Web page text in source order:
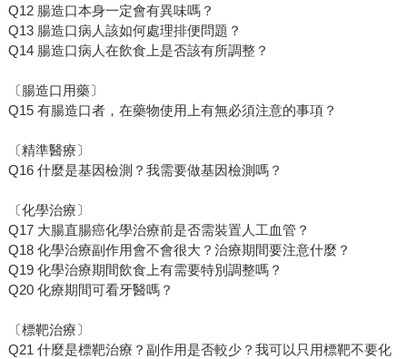
Q12 腸造口本身一定會有異味嗎？
Q13 腸造口病人該如何處理排便問題？
Q14 腸造口病人在飲食上是否該有所調整？
〔腸造口用藥〕
Q15 有腸造口者，在藥物使用上有無必須注意的事項？
〔精準醫療〕
Q16 什麼是基因檢測？我需要做基因檢測嗎？
〔化學治療〕
Q17 大腸直腸癌化學治療前是否需裝置人工血管？
Q18 化學治療副作用會不會很大？治療期間要注意什麼？
Q19 化學治療期間飲食上有需要特別調整嗎？
Q20 化療期間可看牙醫嗎？
〔標靶治療〕
Q21 什麼是標靶治療？副作用是否較少？我可以只用標靶不要化